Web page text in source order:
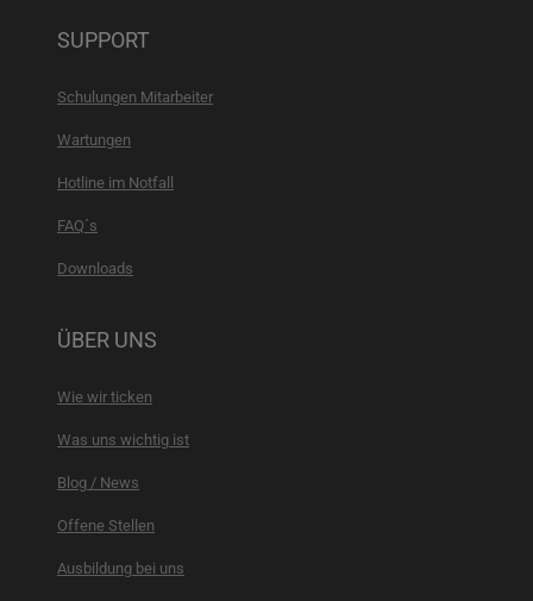
SUPPORT
Schulungen Mitarbeiter
Wartungen
Hotline im Notfall
FAQ´s
Downloads
ÜBER UNS
Wie wir ticken
Was uns wichtig ist
Blog / News
Offene Stellen
Ausbildung bei uns